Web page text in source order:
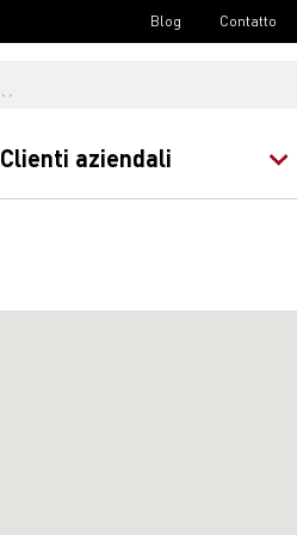
Blog Contatto
Clienti aziendali